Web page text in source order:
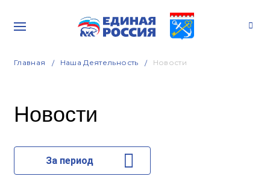
Главная Наша Деятельность Новости
Новости
За период